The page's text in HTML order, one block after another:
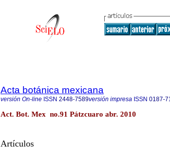
Acta botánica mexicana
versión On-line ISSN 2448-7589versión impresa ISSN 0187-
Act. Bot. Mex no.91 Pátzcuaro abr. 2010
Artículos